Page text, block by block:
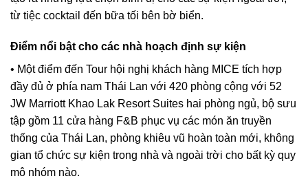
từ tiệc cocktail đến bữa tối bên bờ biển.
Điểm nổi bật cho các nhà hoạch định sự kiện
• Một điểm đến Tour hội nghị khách hàng MICE tích hợp
đầy đủ ở phía nam Thái Lan với 420 phòng cộng với 52
JW Marriott Khao Lak Resort Suites hai phòng ngủ, bộ sưu
tập gồm 11 cửa hàng F&B phục vụ các món ăn truyền
thống của Thái Lan, phòng khiêu vũ hoàn toàn mới, không
gian tổ chức sự kiện trong nhà và ngoài trời cho bất kỳ quy
mô nhóm nào.